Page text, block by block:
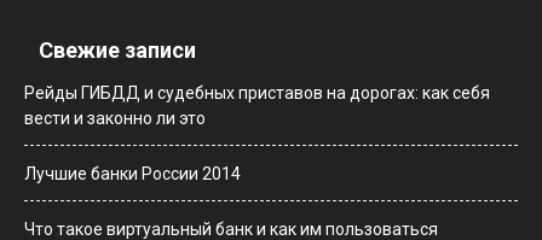
Свежие записи
Рейды ГИБДД и судебных приставов на дорогах: как себя
вести и законно ли это
Лучшие банки России 2014
Что такое виртуальный банк и как им пользоваться